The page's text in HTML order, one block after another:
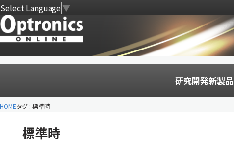
Select Language▼
研究開発新製品
HOMEタグ : 標準時
標準時